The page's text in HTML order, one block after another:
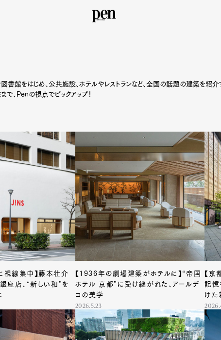
館をはじめ、公共施設、ホテルやレストランなど、全国の話題の建築を紹介
、Penの視点でピックアップ！
視線集中】藤本壮介
座店、“新しい和”を
【1936年の劇場建築がホテルに】“帝国
ホテル 京都”に受け継がれた、アールデ
コの美学
2026.5.23
【京
記憶
けた